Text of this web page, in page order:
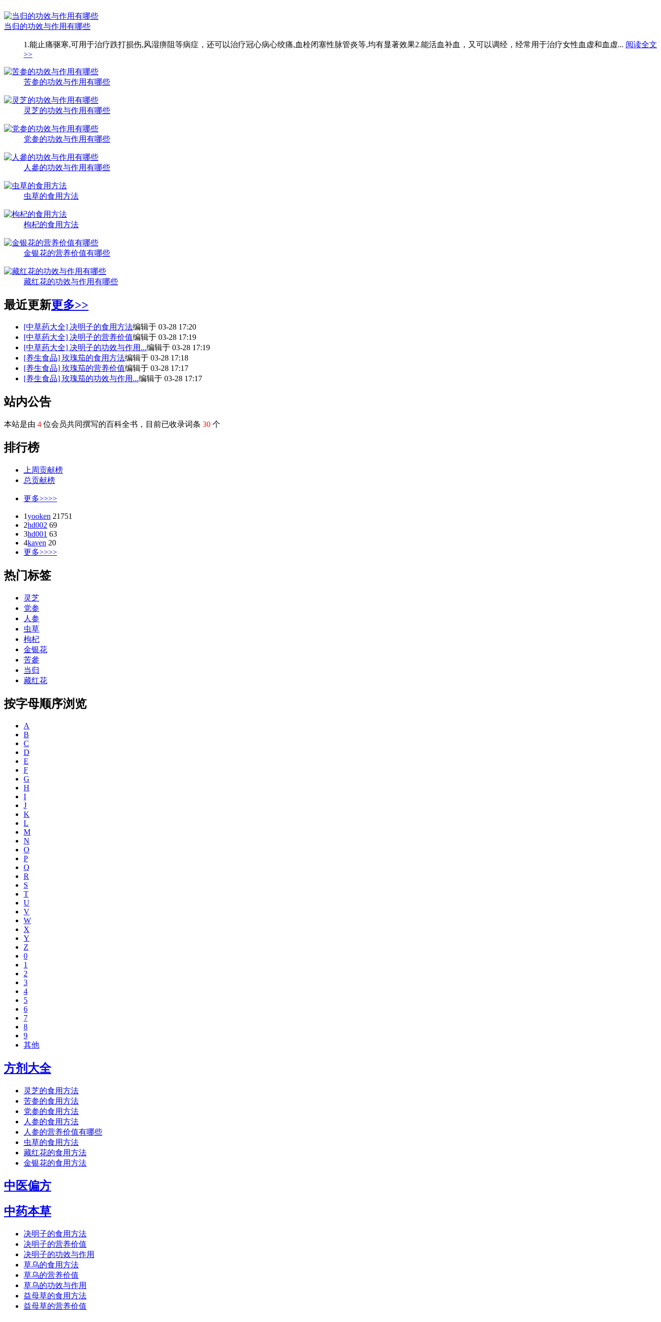
当归的功效与作用有哪些
1.能止痛驱寒,可用于治疗跌打损伤,风湿痹阻等病症，还可以治疗冠心病心绞痛,血栓闭塞性脉管炎等,均有显著效果2.能活血补血，又可以调经，经常用于治疗女性血虚和血虚... 阅读全文
>>
苦参的功效与作用有哪些
灵芝的功效与作用有哪些
党参的功效与作用有哪些
人參的功效与作用有哪些
虫草的食用方法
枸杞的食用方法
金银花的营养价值有哪些
藏红花的功效与作用有哪些
最近更新更多>>
[中草药大全] 决明子的食用方法编辑于 03-28 17:20
[中草药大全] 决明子的营养价值编辑于 03-28 17:19
[中草药大全] 决明子的功效与作用...编辑于 03-28 17:19
[养生食品] 玫瑰茄的食用方法编辑于 03-28 17:18
[养生食品] 玫瑰茄的营养价值编辑于 03-28 17:17
[养生食品] 玫瑰茄的功效与作用...编辑于 03-28 17:17
站内公告
本站是由 4 位会员共同撰写的百科全书，目前已收录词条 30 个
排行榜
上周贡献榜
总贡献榜
更多>>>>
1yooken 21751
2hd002 69
3hd001 63
4kaven 20
更多>>>>
热门标签
灵芝
党参
人参
虫草
枸杞
金银花
苦參
当归
藏红花
按字母顺序浏览
A
B
C
D
E
F
G
H
I
J
K
L
M
N
O
P
Q
R
S
T
U
V
W
X
Y
Z
0
1
2
3
4
5
6
7
8
9
其他
方剂大全
灵芝的食用方法
苦参的食用方法
党参的食用方法
人参的食用方法
人参的营养价值有哪些
虫草的食用方法
藏红花的食用方法
金银花的食用方法
中医偏方
中药本草
决明子的食用方法
决明子的营养价值
决明子的功效与作用
草乌的食用方法
草乌的营养价值
草乌的功效与作用
益母草的食用方法
益母草的营养价值